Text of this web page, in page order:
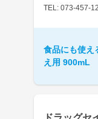
TEL: 073-457-
食品にも使え
え用 900mL